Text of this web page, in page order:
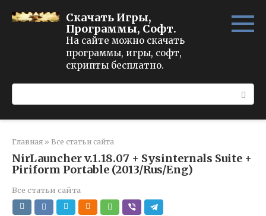
Скачать Игры,
Программы, Софт.
На сайте можно скачать
программы, игры, софт,
скрипты бесплатно.
Главная » Все статьи сайта
NirLauncher v.1.18.07 + Sysinternals Suite +
Piriform Portable (2013/Rus/Eng)
Все статьи сайта